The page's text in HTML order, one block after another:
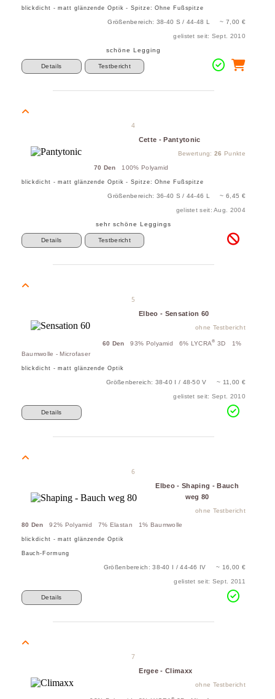
blickdicht - matt glänzende Optik - Spitze: Ohne Fußspitze
Größenbereich: 38-40 S / 44-48 L ~ 7,00 €
gelistet seit: Sept. 2010
schöne Legging
Details Testbericht
4
Cette - Pantytonic
Bewertung:26 Punkte
70 Den 100% Polyamid
blickdicht - matt glänzende Optik - Spitze: Ohne Fußspitze
Größenbereich: 36-40 S / 44-46 L ~ 6,45 €
gelistet seit: Aug. 2004
sehr schöne Leggings
Details Testbericht
5
Elbeo - Sensation 60
ohne Testbericht
60 Den 93% Polyamid 6% LYCRA® 3D 1%
Baumwolle - Microfaser
blickdicht - matt glänzende Optik
Größenbereich: 38-40 I / 48-50 V ~ 11,00 €
gelistet seit: Sept. 2010
Details
6
Elbeo - Shaping - Bauch
weg 80
ohne Testbericht
80 Den 92% Polyamid 7% Elastan 1% Baumwolle
blickdicht - matt glänzende Optik
Bauch-Formung
Größenbereich: 38-40 I / 44-46 IV ~ 16,00 €
gelistet seit: Sept. 2011
Details
7
Ergee - Climaxx
ohne Testbericht